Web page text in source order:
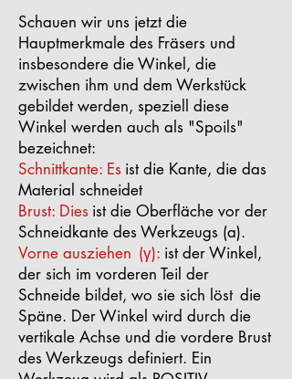
Schauen wir uns jetzt die
Hauptmerkmale des Fräsers und
insbesondere die Winkel, die
zwischen ihm und dem Werkstück
gebildet werden, speziell diese
Winkel werden auch als "Spoils"
bezeichnet:
Schnittkante: Es ist die Kante, die das
Material schneidet
Brust: Dies ist die Oberfläche vor der
Schneidkante des Werkzeugs (a).
Vorne ausziehen (γ): ist der Winkel,
der sich im vorderen Teil der
Schneide bildet, wo sie sich löst die
Späne. Der Winkel wird durch die
vertikale Achse und die vordere Brust
des Werkzeugs definiert. Ein